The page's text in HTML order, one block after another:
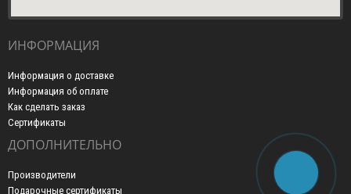
ИНФОРМАЦИЯ
Информация о доставке
Информация об оплате
Как сделать заказ
Сертификаты
ДОПОЛНИТЕЛЬНО
Производители
Подарочные сертификаты